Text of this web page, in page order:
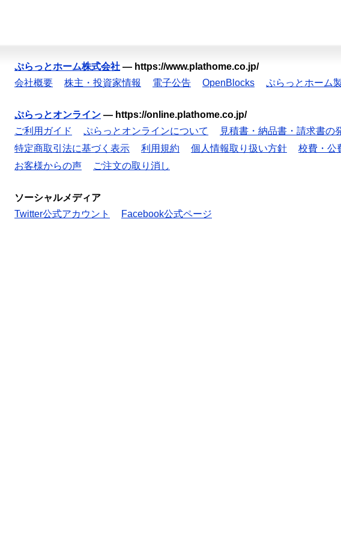
ぷらっとホーム株式会社 — https://www.plathome.co.jp/
会社概要
株主・投資家情報 電子公告 OpenBlocks ぷらっとホーム
ぷらっとオンライン — https://online.plathome.co.jp/
ご利用ガイド
ぷらっとオンラインについて 見積書・納品書・請求書の
特定商取引法に基づく表示
利用規約 個人情報取り扱い方針 校費・公
お客様からの声
ご注文の取り消し
ソーシャルメディア
Twitter公式アカウント
Facebook公式ページ